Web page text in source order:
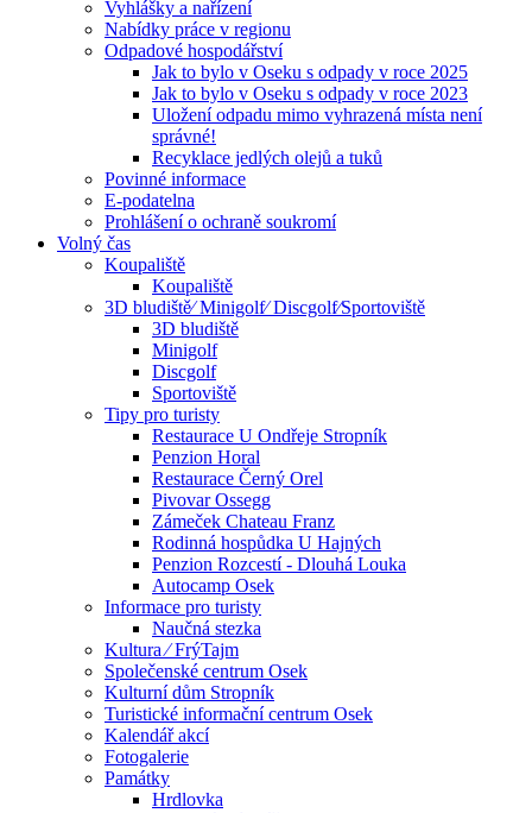
Vyhlášky a nařízení
Nabídky práce v regionu
Odpadové hospodářství
Jak to bylo v Oseku s odpady v roce 2025
Jak to bylo v Oseku s odpady v roce 2023
Uložení odpadu mimo vyhrazená místa není
správné!
Recyklace jedlých olejů a tuků
Povinné informace
E-podatelna
Prohlášení o ochraně soukromí
Volný čas
Koupaliště
Koupaliště
3D bludiště⁄ Minigolf⁄ Discgolf⁄Sportoviště
3D bludiště
Minigolf
Discgolf
Sportoviště
Tipy pro turisty
Restaurace U Ondřeje Stropník
Penzion Horal
Restaurace Černý Orel
Pivovar Ossegg
Zámeček Chateau Franz
Rodinná hospůdka U Hajných
Penzion Rozcestí - Dlouhá Louka
Autocamp Osek
Informace pro turisty
Naučná stezka
Kultura ⁄ FrýTajm
Společenské centrum Osek
Kulturní dům Stropník
Turistické informační centrum Osek
Kalendář akcí
Fotogalerie
Památky
Hrdlovka